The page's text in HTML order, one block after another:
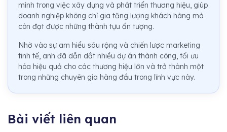
mình trong việc xây dựng và phát triển thương hiệu, giúp
doanh nghiệp không chỉ gia tăng lượng khách hàng mà
còn đạt được những thành tựu ấn tượng.
Nhờ vào sự am hiểu sâu rộng và chiến lược marketing
tinh tế, anh đã dẫn dắt nhiều dự án thành công, tối ưu
hóa hiệu quả cho các thương hiệu lớn và trở thành một
trong những chuyên gia hàng đầu trong lĩnh vực này.
Bài viết liên quan